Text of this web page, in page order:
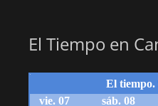
El Tiempo en